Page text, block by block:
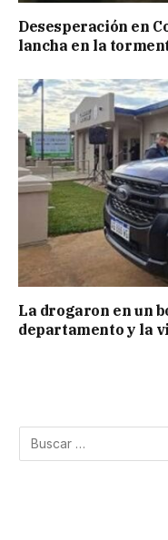
Desesperación en
lancha en la
La drogaron en un
departamento y la